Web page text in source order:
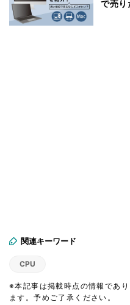
で売り
関連キーワード
CPU
※本記事は掲載時点の情報であ
ます。予めご了承ください。